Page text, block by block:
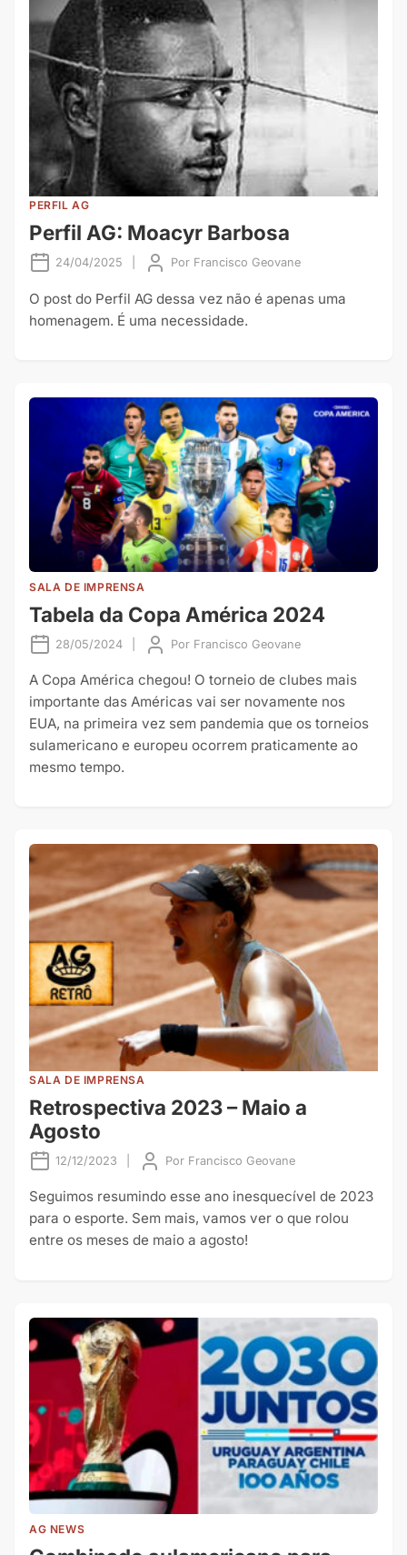
PERFIL AG
Perfil AG: Moacyr Barbosa
24/04/2025 Por Francisco Geovane
O post do Perfil AG dessa vez não é apenas uma
homenagem. É uma necessidade.
SALA DE IMPRENSA
Tabela da Copa América 2024
28/05/2024 Por Francisco Geovane
A Copa América chegou! O torneio de clubes mais
importante das Américas vai ser novamente nos
EUA, na primeira vez sem pandemia que os torneios
sulamericano e europeu ocorrem praticamente ao
mesmo tempo.
SALA DE IMPRENSA
Retrospectiva 2023 – Maio a
Agosto
12/12/2023 Por Francisco Geovane
Seguimos resumindo esse ano inesquecível de 2023
para o esporte. Sem mais, vamos ver o que rolou
entre os meses de maio a agosto!
AG NEWS